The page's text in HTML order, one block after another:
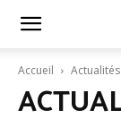
Licra
Accueil Actualités